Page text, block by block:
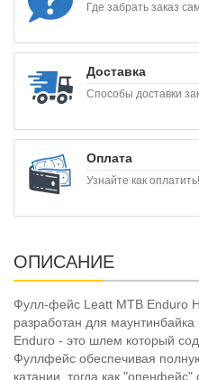
Где забрать заказ
Доставка
Способы доставки
Оплата
Узнайте как оплатить!
ОПИСАНИЕ
Фулл-фейс Leatt MTB Enduro
разработан для маунтинбайка
Enduro - это шлем который
Фуллфейс обеспечивая
катании, тогда как